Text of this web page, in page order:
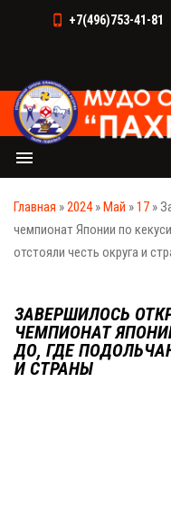
+7(496)753-41-81
menu
Главная »2024 »Май »17 »
чемпионат Японии по
отстояли честь округа и
ЗАВЕРШИЛОСЬ
ЧЕМПИОНАТ
ДО, ГДЕ
И СТРАНЫ